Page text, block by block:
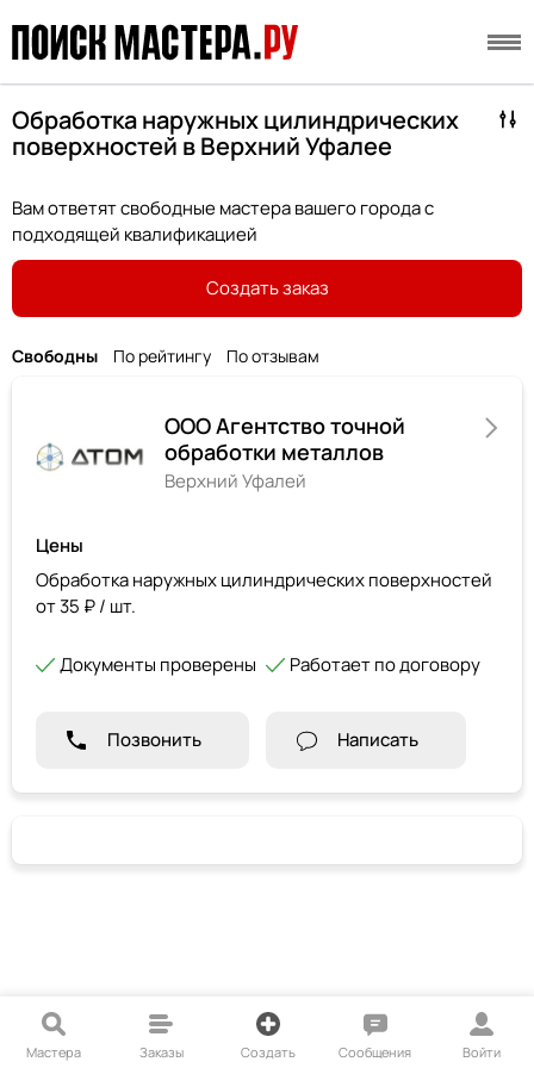
Обработка наружных цилиндрических
поверхностей в Верхний Уфалее
Вам ответят свободные мастера вашего города с
подходящей квалификацией
Создать заказ
Свободны По рейтингу По отзывам
ООО Агентство точной
обработки металлов
Верхний Уфалей
Цены
Обработка наружных цилиндрических поверхностей
от 35 ₽ / шт.
Документы проверены Работает по договору
Позвонить Написать
Мастера Заказы Создать Сообщения Войти